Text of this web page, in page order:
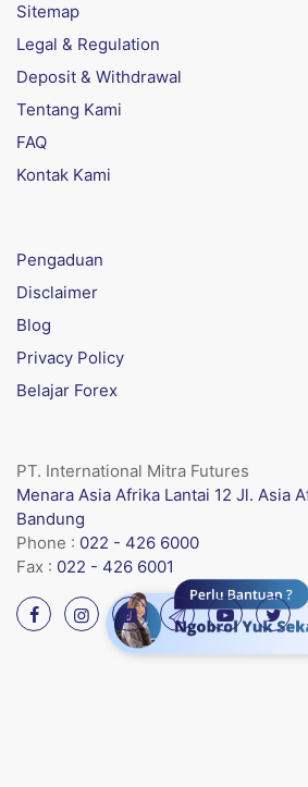
Sitemap
Legal & Regulation
Deposit & Withdrawal
Tentang Kami
FAQ
Kontak Kami
Pengaduan
Disclaimer
Blog
Privacy Policy
Belajar Forex
PT. International Mitra Futures
Menara Asia Afrika Lantai 12 Jl. Asia
Bandung
Phone : 022 - 426 6000
Fax : 022 - 426 6001